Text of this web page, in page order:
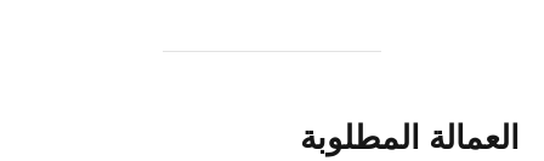
العمالة المطلوبة